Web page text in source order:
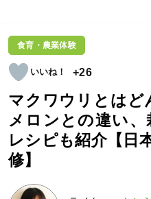
食育・農業体験
+26
マクワウリとは
メロンとの違い
レシピも紹介【日
修】